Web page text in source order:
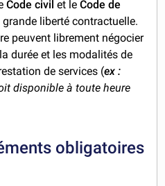
Code civil et le Code de
liberté contractuelle.
peuvent librement négocier
durée et les modalités de
de services (ex :
disponible à toute heure
obligatoires